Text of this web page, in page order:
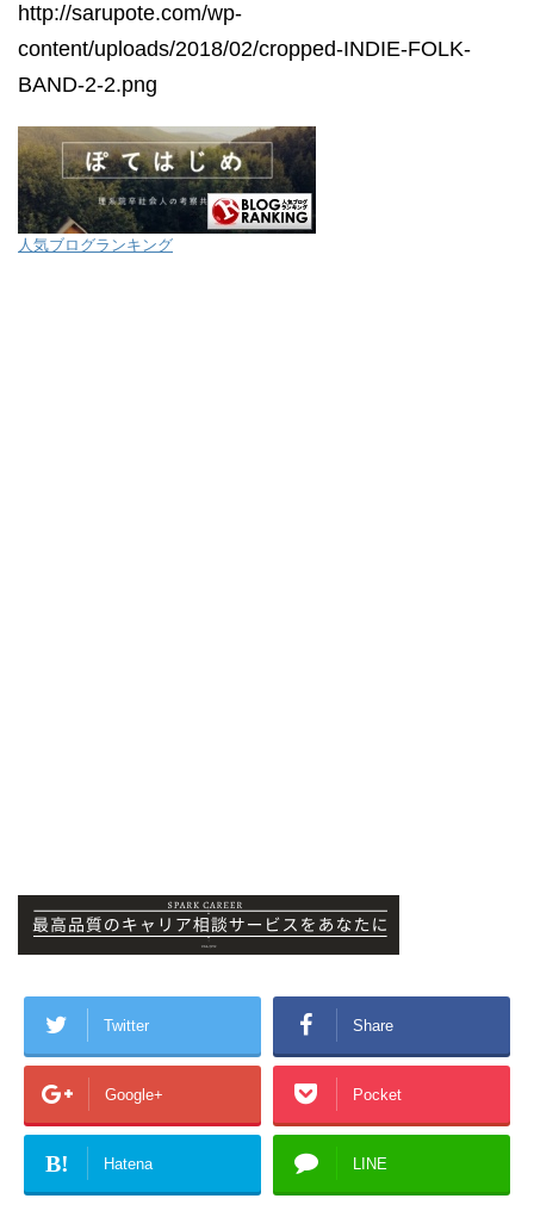
http://sarupote.com/wp-
content/uploads/2018/02/cropped-INDIE-FOLK-
BAND-2-2.png
人気ブログランキング
Twitter Share
Google+ Pocket
B! Hatena LINE